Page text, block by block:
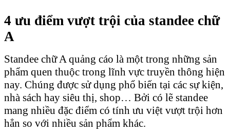
4 ưu điểm vượt trội của standee chữ
A
Standee chữ A quảng cáo là một trong những sản
phẩm quen thuộc trong lĩnh vực truyền thông hiện
nay. Chúng được sử dụng phổ biến tại các sự kiện,
nhà sách hay siêu thị, shop… Bởi có lẽ standee
mang nhiều đặc điểm có tính ưu việt vượt trội hơn
hẳn so với nhiều sản phẩm khác.